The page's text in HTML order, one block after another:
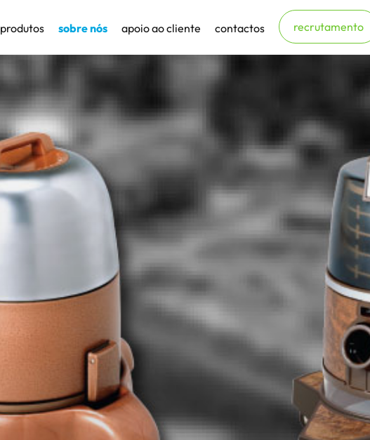
produtos sobre nós apoio ao cliente contactos recrutamento